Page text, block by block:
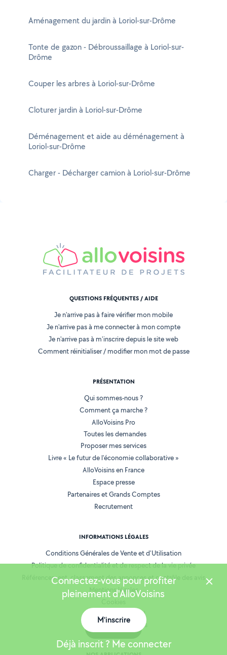
Aménagement du jardin à Loriol-sur-Drôme
Tonte de gazon - Débroussaillage à Loriol-sur-
Drôme
Couper les arbres à Loriol-sur-Drôme
Cloturer jardin à Loriol-sur-Drôme
Déménagement et aide au déménagement à
Loriol-sur-Drôme
Charger - Décharger camion à Loriol-sur-Drôme
QUESTIONS FRÉQUENTES / AIDE
Je n'arrive pas à faire vérifier mon mobile
Je n'arrive pas à me connecter à mon compte
Je n'arrive pas à m'inscrire depuis le site web
Comment réinitialiser / modifier mon mot de passe
PRÉSENTATION
Qui sommes-nous ?
Comment ça marche ?
AlloVoisins Pro
Toutes les demandes
Proposer mes services
Livre « Le futur de l'économie collaborative »
AlloVoisins en France
Espace presse
Partenaires et Grands Comptes
Recrutement
INFORMATIONS LÉGALES
Conditions Générales de Vente et d'Utilisation
Politique de confidentialité et de respect de la vie privée
Référencement, classement des annonces et contrôle des avis
Mentions légales
Location de matériel
Prestation de services
Connectez-vous pour profiter
pleinement d'AlloVoisins
M'inscrire
Déjà inscrit ? Me connecter